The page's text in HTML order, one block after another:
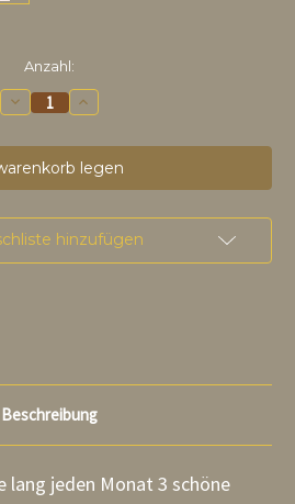
Anzahl:
Abonnementmenge
reduzieren:3
75
x
6
Monate
Abonnementmenge
erhöhen:3
75
x
6
Monate
hinzufügen
Beschreibung
lang jeden Monat 3 schöne